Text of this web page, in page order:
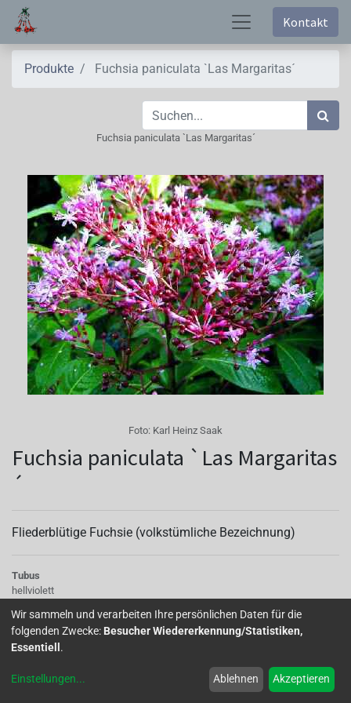
Kontakt
Produkte Fuchsia paniculata `Las Margaritas´
Fuchsia paniculata `Las Margaritas´
Foto: Karl Heinz Saak
Fuchsia paniculata `Las Margaritas
´
Fliederblütige Fuchsie (volkstümliche Bezeichnung)
Tubus
hellviolett
violett
Korolle/Petalen
hellviolett
eliptisch, gegenständig oder quirlförmig, gezahnt bis 15cm lang
Wir sammeln und verarbeiten Ihre persönlichen Daten für die
folgenden Zwecke: Besucher Wiedererkennung/Statistiken,
Essentiell .
Einstellungen... Ablehnen Akzeptieren